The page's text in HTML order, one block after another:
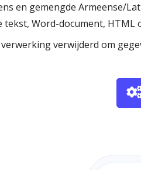
en gemengde Armeense/
Word-document, HTML
verwijderd om